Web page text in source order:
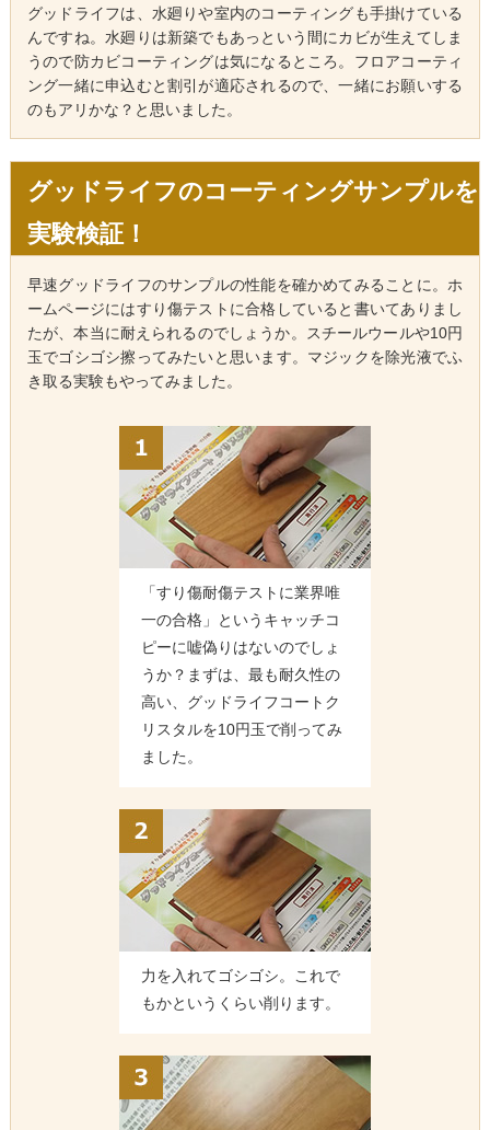
グッドライフは、水廻りや室内のコーティングも手掛けている
んですね。水廻りは新築でもあっという間にカビが生えてしま
うので防カビコーティングは気になるところ。フロアコーティ
ング一緒に申込むと割引が適応されるので、一緒にお願いする
のもアリかな？と思いました。
グッドライフのコーティングサンプルを
実験検証！
早速グッドライフのサンプルの性能を確かめてみることに。ホ
ームページにはすり傷テストに合格していると書いてありまし
たが、本当に耐えられるのでしょうか。スチールウールや10円
玉でゴシゴシ擦ってみたいと思います。マジックを除光液でふ
き取る実験もやってみました。
「すり傷耐傷テストに業界唯
一の合格」というキャッチコ
ピーに嘘偽りはないのでしょ
うか？まずは、最も耐久性の
高い、グッドライフコートク
リスタルを10円玉で削ってみ
ました。
力を入れてゴシゴシ。これで
もかというくらい削ります。